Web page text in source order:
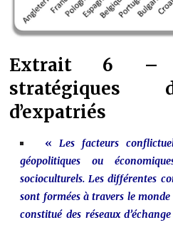
Extrait 6 –
stratégiques
d’expatriés
« Les facteurs
géopolitiques ou
socioculturels. Les différentes
sont formées à travers le
constitué des réseaux